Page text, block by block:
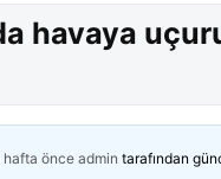
havaya
hafta önceadmin tarafından